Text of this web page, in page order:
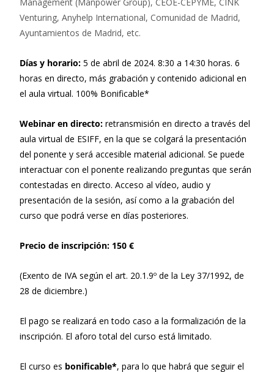
Venturing, Anyhelp International, Comunidad de Madrid,
Ayuntamientos de Madrid, etc.
Días y horario: 5 de abril de 2024. 8:30 a 14:30 horas. 6
horas en directo, más grabación y contenido adicional en
el aula virtual. 100% Bonificable*
Webinar en directo: retransmisión en directo a través del
aula virtual de ESIFF, en la que se colgará la presentación
del ponente y será accesible material adicional. Se puede
interactuar con el ponente realizando preguntas que serán
contestadas en directo. Acceso al vídeo, audio y
presentación de la sesión, así como a la grabación del
curso que podrá verse en días posteriores.
Precio de inscripción: 150 €
(Exento de IVA según el art. 20.1.9º de la Ley 37/1992, de
28 de diciembre.)
El pago se realizará en todo caso a la formalización de la
inscripción. El aforo total del curso está limitado.
El curso es bonificable*, para lo que habrá que seguir el